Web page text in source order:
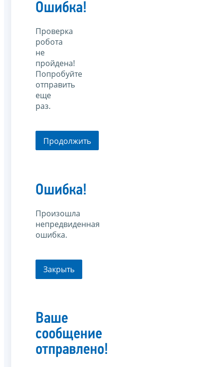
Ошибка!
Проверка
робота
не
пройдена!
Попробуйте
отправить
еще
раз.
Продолжить
Ошибка!
Произошла
непредвиденная
ошибка.
Закрыть
Ваше
сообщение
отправлено!